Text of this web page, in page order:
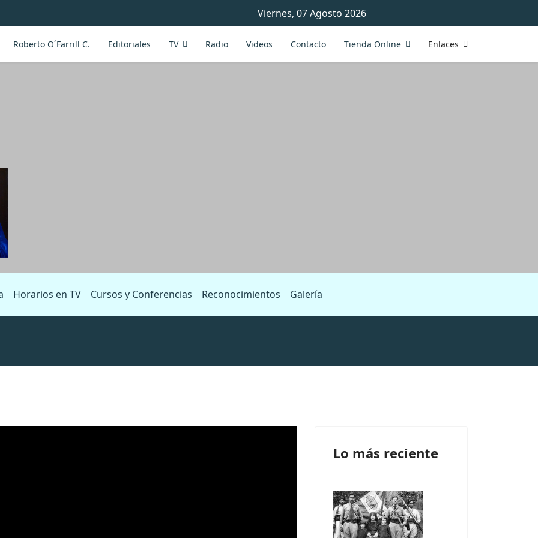
Viernes, 07 Agosto 2026
Roberto O´Farrill C. Editoriales TV Radio Videos Contacto Tienda Online Enlaces
Horarios en TV Cursos y Conferencias Reconocimientos Galería
Lo más reciente